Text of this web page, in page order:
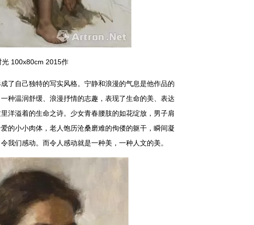
光 100x80cm 2015作
自己独特的写实风格。宁静和浪漫的气息是他作品的
种温润舒缓、浪漫抒情的志趣，表现了生命的美、表达
洋溢着的生命之诗。少女青春腰肢的如花绽放，男子肩
的小小肉体，老人饱历沧桑磨难的佝偻的躯干，瞬间凝
我们感动。而令人感动就是一种美，一种人文的美。